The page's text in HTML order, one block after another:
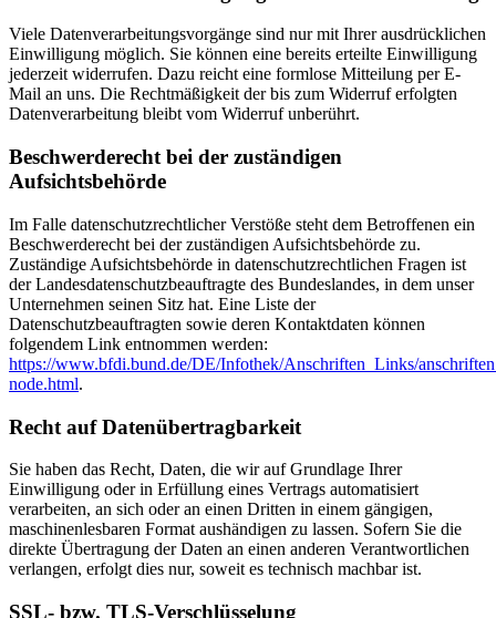
Viele Datenverarbeitungsvorgänge sind nur mit Ihrer ausdrücklichen
Einwilligung möglich. Sie können eine bereits erteilte Einwilligung
jederzeit widerrufen. Dazu reicht eine formlose Mitteilung per E-
Mail an uns. Die Rechtmäßigkeit der bis zum Widerruf erfolgten
Datenverarbeitung bleibt vom Widerruf unberührt.
Beschwerderecht bei der zuständigen
Aufsichtsbehörde
Im Falle datenschutzrechtlicher Verstöße steht dem Betroffenen ein
Beschwerderecht bei der zuständigen Aufsichtsbehörde zu.
Zuständige Aufsichtsbehörde in datenschutzrechtlichen Fragen ist
der Landesdatenschutzbeauftragte des Bundeslandes, in dem unser
Unternehmen seinen Sitz hat. Eine Liste der
Datenschutzbeauftragten sowie deren Kontaktdaten können
folgendem Link entnommen werden:
https://www.bfdi.bund.de/DE/Infothek/Anschriften_Links/
node.html.
Recht auf Datenübertragbarkeit
Sie haben das Recht, Daten, die wir auf Grundlage Ihrer
Einwilligung oder in Erfüllung eines Vertrags automatisiert
verarbeiten, an sich oder an einen Dritten in einem gängigen,
maschinenlesbaren Format aushändigen zu lassen. Sofern Sie die
direkte Übertragung der Daten an einen anderen Verantwortlichen
verlangen, erfolgt dies nur, soweit es technisch machbar ist.
SSL- bzw. TLS-Verschlüsselung